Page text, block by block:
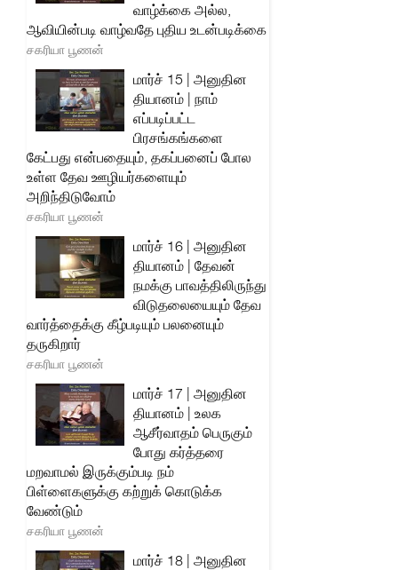
வாழ்க்கை அல்ல,
ஆவியின்படி வாழ்வதே புதிய உடன்படிக்கை
சகரியா பூணன்
மார்ச் 15 | அனுதின
தியானம் | நாம்
எப்படிப்பட்ட
பிரசங்கங்களை
கேட்பது என்பதையும், தகப்பனைப் போல
உள்ள தேவ ஊழியர்களையும்
அறிந்திடுவோம்
சகரியா பூணன்
மார்ச் 16 | அனுதின
தியானம் | தேவன்
நமக்கு பாவத்திலிருந்து
விடுதலையையும் தேவ
வார்த்தைக்கு கீழ்படியும் பலனையும்
தருகிறார்
சகரியா பூணன்
மார்ச் 17 | அனுதின
தியானம் | உலக
ஆசீர்வாதம் பெருகும்
போது கர்த்தரை
மறவாமல் இருக்கும்படி நம்
பிள்ளைகளுக்கு கற்றுக் கொடுக்க
வேண்டும்
சகரியா பூணன்
மார்ச் 18 | அனுதின